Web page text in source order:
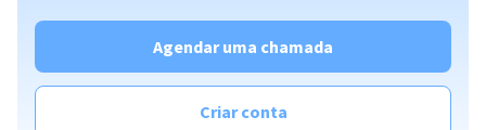
pagamentos em massa
programa de afiliados;
Agendar uma chamada
Criar conta